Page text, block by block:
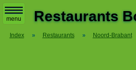
menu Restaurants
Index » Restaurants » Noord-Brabant